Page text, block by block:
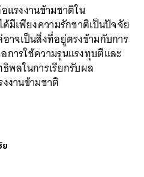
แรงงานข้ามชาติใน
มีเพียงความรักชาติเป็นปัจจัย
าจเป็นสิ่งที่อยู่ตรงข้ามกับการ
การใช้ความรุนแรงทุบตีและ
พลในการเรียกรับผล
งานข้ามชาติ